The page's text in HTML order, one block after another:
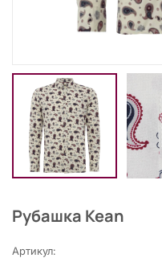
Рубашка Kean
Артикул: